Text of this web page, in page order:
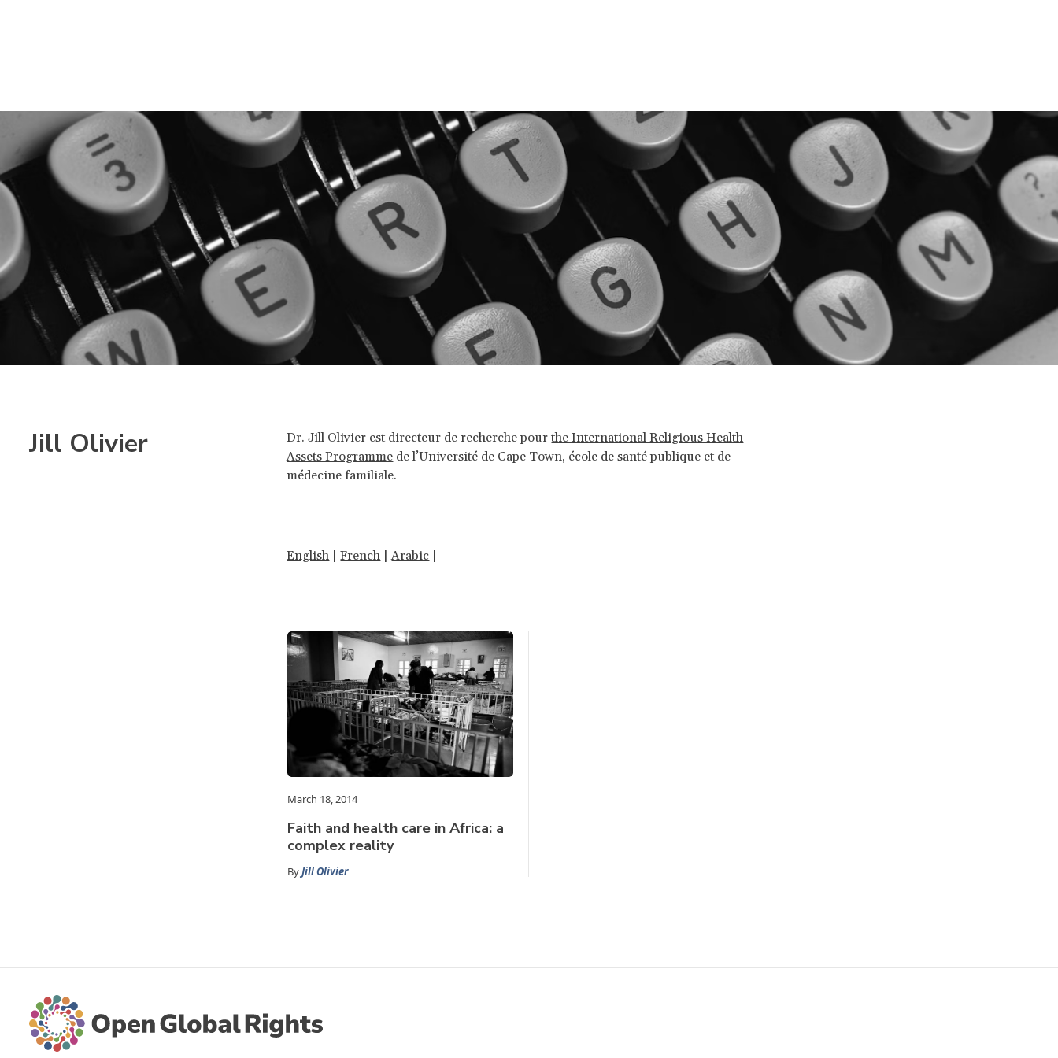
Jill Olivier Dr. Jill Olivier est directeur de recherche pourthe International Religious Health
Assets Programme de l’Université de Cape Town, école de santé publique et de
médecine familiale.
English |French |Arabic |
March 18, 2014
Faith and health care in Africa: a
complex reality
ByJill Olivier